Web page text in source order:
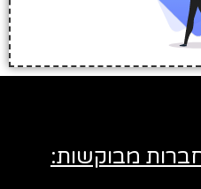
מבוקשות: